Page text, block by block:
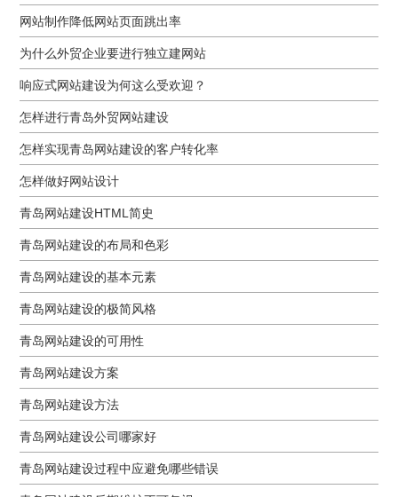
网站制作降低网站页面跳出率
为什么外贸企业要进行独立建网站
响应式网站建设为何这么受欢迎？
怎样进行青岛外贸网站建设
怎样实现青岛网站建设的客户转化率
怎样做好网站设计
青岛网站建设HTML简史
青岛网站建设的布局和色彩
青岛网站建设的基本元素
青岛网站建设的极简风格
青岛网站建设的可用性
青岛网站建设方案
青岛网站建设方法
青岛网站建设公司哪家好
青岛网站建设过程中应避免哪些错误